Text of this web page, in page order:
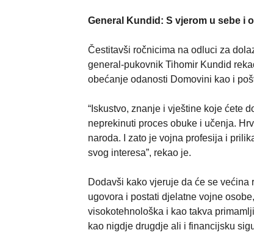
General Kundid: S vjerom u sebe i
Čestitavši ročnicima na odluci za
general-pukovnik Tihomir Kundid
obećanje odanosti Domovini kao i
“Iskustvo, znanje i vještine koje ćete
neprekinuti proces obuke i učenja.
naroda. I zato je vojna profesija i
svog interesa”, rekao je.
Dodavši kako vjeruje da će se
ugovora i postati djelatne vojne
visokotehnološka i kao takva
kao nigdje drugdje ali i financijsku